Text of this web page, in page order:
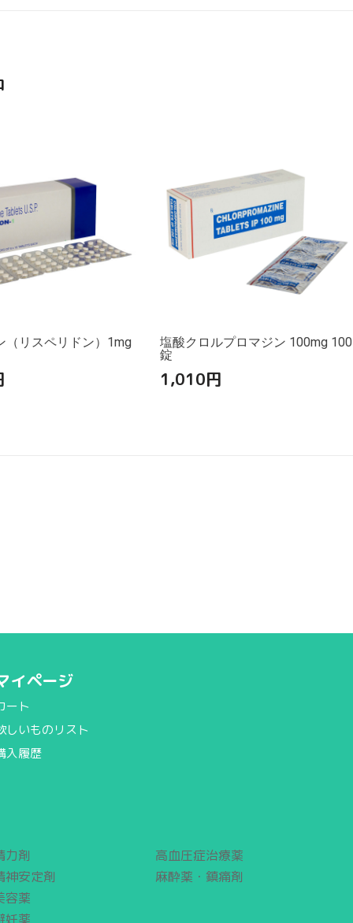
（リスペリドン）1mg
塩酸クロルプロマジン 100mg 100
錠
1,010円
イページ
ート
しいものリスト
入履歴
力剤
神安定剤
容薬
妊薬
高血圧症治療薬
麻酔薬・鎮痛剤